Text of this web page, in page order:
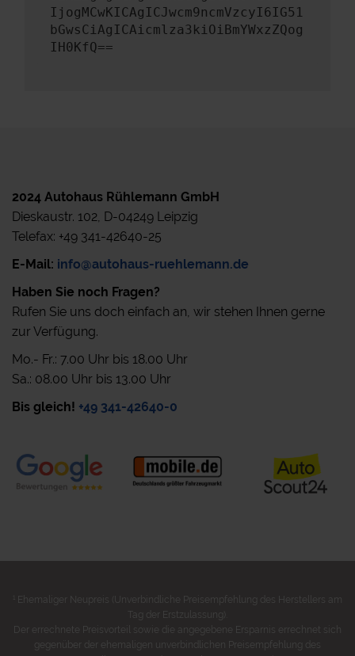
IjogMCwKICAgICJwcm9ncmVzcyI6IG51
bGwsCiAgICAicmlza3kiOiBmYWxzZQog
IH0KfQ==
2024 Autohaus Rühlemann GmbH
Dieskaustr. 102, D-04249 Leipzig
Telefax: +49 341-42640-25
E-Mail: info@autohaus-ruehlemann.de
Haben Sie noch Fragen?
Rufen Sie uns doch einfach an, wir stehen Ihnen gerne
zur Verfügung.
Mo.- Fr.: 7.00 Uhr bis 18.00 Uhr
Sa.: 08.00 Uhr bis 13.00 Uhr
Bis gleich! +49 341-42640-0
Ehemaliger Neupreis (Unverbindliche Preisempfehlung des Herstellers am
Tag der Erstzulassung).
Der errechnete Preisvorteil sowie die angegebene Ersparnis errechnet sich
gegenüber der ehemaligen unverbindlichen Preisempfehlung des